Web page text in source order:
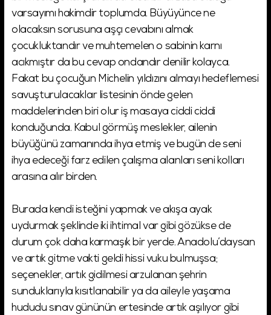
varsayımı hakimdir toplumda. Büyüyünce ne
olacaksın sorusuna aşçı cevabını almak
çocukluktandır ve muhtemelen o sabinin karnı
acıkmıştır da bu cevap ondandır denilir kolayca.
Fakat bu çocuğun Michelin yıldızını almayı hedeflemesi
savuşturulacaklar listesinin önde gelen
maddelerinden biri olur iş masaya ciddi ciddi
konduğunda. Kabul görmüş meslekler, ailenin
büyüğünü zamanında ihya etmiş ve bugün de seni
ihya edeceği farz edilen çalışma alanları seni kolları
arasına alır birden.
Burada kendi isteğini yapmak ve akışa ayak
uydurmak şeklinde iki ihtimal var gibi gözükse de
durum çok daha karmaşık bir yerde. Anadolu’daysan
ve artık gitme vakti geldi hissi vuku bulmuşsa;
seçenekler, artık gidilmesi arzulanan şehrin
sunduklarıyla kısıtlanabilir ya da aileyle yaşama
hududu sınav gününün ertesinde artık aşılıyor gibi